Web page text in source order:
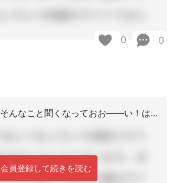
0 0
答えようがない、そんなこと聞くなっておお――い！はっきりしてからじゃないと受けれ
会員登録して続きを読む